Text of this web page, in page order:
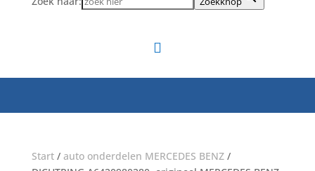

Start/ auto onderdelen MERCEDES BENZ/